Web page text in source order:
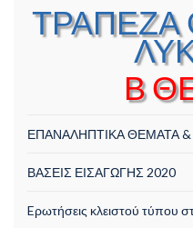
Β
ΕΠΑΝΑΛΗΠΤΙΚΑ ΘΕΜΑΤΑ
ΒΑΣΕΙΣ ΕΙΣΑΓΩΓΗΣ 2020
Eρωτήσεις κλειστού τύπου